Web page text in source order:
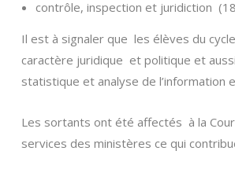
contrôle, inspection et juridiction
Il est à signaler que les élèves du
caractère juridique et politique et
statistique et analyse de l’information
Les sortants ont été affectés à la
services des ministères ce qui